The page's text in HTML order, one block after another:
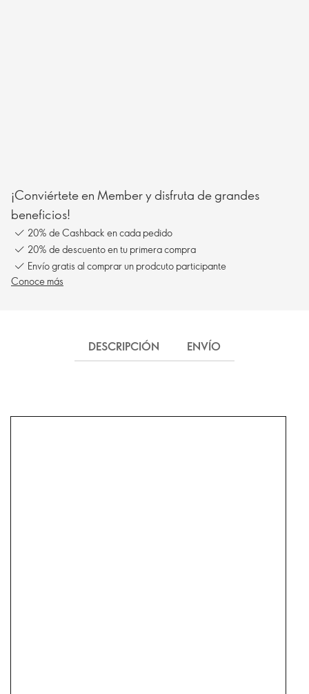
¡Conviértete en Member y disfruta de grandes
beneficios!
20% de Cashback en cada pedido
20% de descuento en tu primera compra
Envío gratis al comprar un prodcuto participante
Conoce más
DESCRIPCIÓN ENVÍO